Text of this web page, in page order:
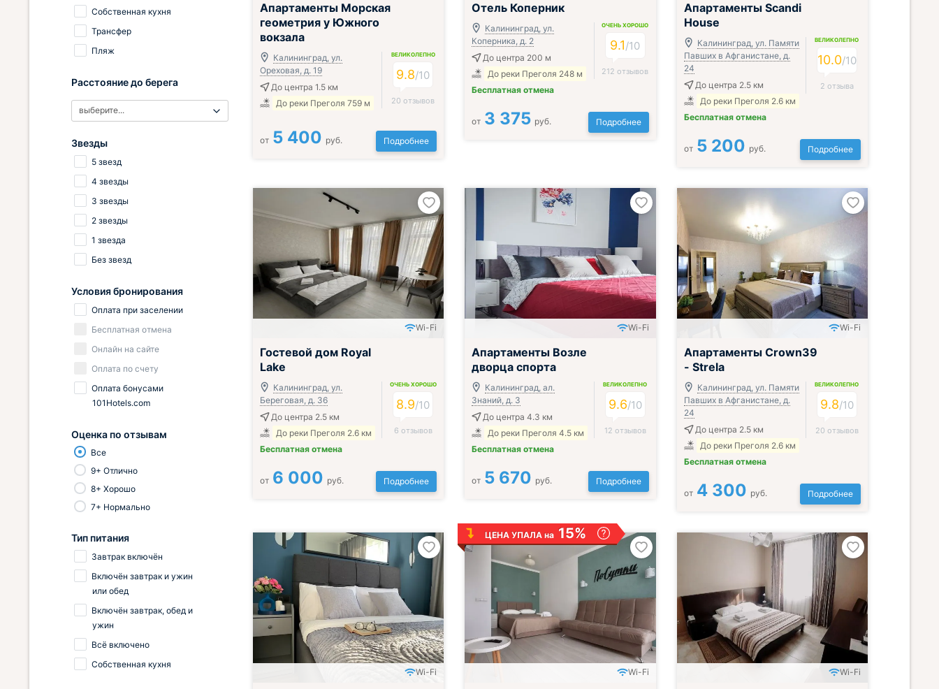
Апартаменты Морская
геометрия у Южного
вокзала
Калининград, ул.
Ореховая, д. 19
До центра 1.5 км
До реки Преголя 759 м
ВЕЛИКОЛЕПНО
9.8/10
20 отзывов
от 5 400 руб. Подробнее
Отель Коперник
Калининград, ул.
Коперника, д. 2
До центра 200 м
До реки Преголя 248 м
Бесплатная отмена
ОЧЕНЬ ХОРОШО
9.1/10
212 отзывов
от 3 375 руб. Подробнее
Апартаменты Scandi
House
Калининград, ул. Памяти
Павших в Афганистане, д.
24
До центра 2.5 км
До реки Преголя 2.6 км
Бесплатная отмена
ВЕЛИКОЛЕПНО
10.0/10
2 отзыва
от 5 200 руб. Подробнее
Wi-Fi
Гостевой дом Royal
Lake
Калининград, ул.
Береговая, д. 36
До центра 2.5 км
До реки Преголя 2.6 км
Бесплатная отмена
ОЧЕНЬ ХОРОШО
8.9/10
6 отзывов
от 6 000 руб. Подробнее
Wi-Fi
Апартаменты Возле
дворца спорта
Калининград, ал.
Знаний, д. 3
До центра 4.3 км
До реки Преголя 4.5 км
Бесплатная отмена
ВЕЛИКОЛЕПНО
9.6/10
12 отзывов
от 5 670 руб. Подробнее
Wi-Fi
Апартаменты Crown39
- Strela
Калининград, ул. Памяти
Павших в Афганистане, д.
24
До центра 2.5 км
До реки Преголя 2.6 км
Бесплатная отмена
ВЕЛИКОЛЕПНО
9.8/10
20 отзывов
от 4 300 руб. Подробнее
Wi-Fi
ЦЕНА УПАЛА на 15%
Wi-Fi Wi-Fi
Собственная кухня
Трансфер
Пляж
Расстояние до берега
выберите...
Звезды
5 звезд
4 звезды
3 звезды
2 звезды
1 звезда
Без звезд
Условия бронирования
Оплата при заселении
Бесплатная отмена
Онлайн на сайте
Оплата по счету
Оплата бонусами
101Hotels.com
Оценка по отзывам
Все
9+ Отлично
8+ Хорошо
7+ Нормально
Тип питания
Завтрак включён
Включён завтрак и ужин
или обед
Включён завтрак, обед и
ужин
Всё включено
Собственная кухня